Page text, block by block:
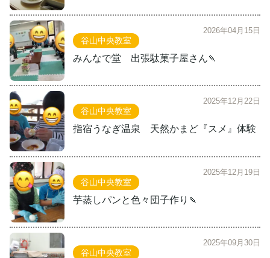
谷山中央教室
みんなで堂 出張駄菓子屋さん🍡
2026年04月15日
谷山中央教室
指宿うなぎ温泉 天然かまど『スメ』体験
2025年12月22日
谷山中央教室
芋蒸しパンと色々団子作り🍡
2025年12月19日
谷山中央教室
2025年09月30日